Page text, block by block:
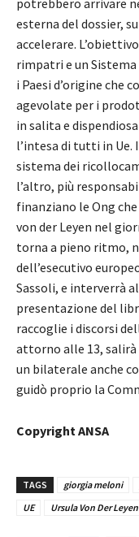
potrebbero arrivare
esterna del dossier,
accelerare.
rimpatri e un
i Paesi d’origine che
agevolate per i
in salita e
l’intesa di tutti in Ue.
sistema dei
l’altro, più
finanziano le Ong
von der Leyen nel
torna a pieno ritmo,
dell’esecutivo
Sassoli, e interverrà
presentazione del
raccoglie i discorsi
attorno alle 13, salirà
un bilaterale anche
guidò proprio la
Copyright ANSA
TAGS giorgia meloni
UE
Ursula Von Der Leyen